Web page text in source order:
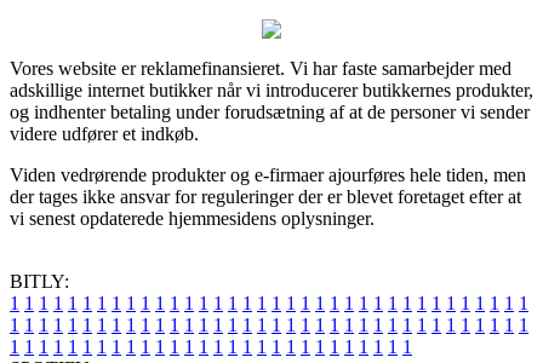
Vores website er reklamefinansieret. Vi har faste samarbejder med
adskillige internet butikker når vi introducerer butikkernes produkter,
og indhenter betaling under forudsætning af at de personer vi sender
videre udfører et indkøb.
Viden vedrørende produkter og e-firmaer ajourføres hele tiden, men
der tages ikke ansvar for reguleringer der er blevet foretaget efter at
vi senest opdaterede hjemmesidens oplysninger.
BITLY:
1 1 1 1 1 1 1 1 1 1 1 1 1 1 1 1 1 1 1 1 1 1 1 1 1 1 1 1 1 1 1 1 1 1 1 1
1 1 1 1 1 1 1 1 1 1 1 1 1 1 1 1 1 1 1 1 1 1 1 1 1 1 1 1 1 1 1 1 1 1 1 1
1 1 1 1 1 1 1 1 1 1 1 1 1 1 1 1 1 1 1 1 1 1 1 1 1 1 1 1